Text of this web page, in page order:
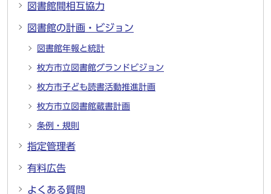
図書館間相互協力
図書館の計画・ビジョン
図書館年報と統計
枚方市立図書館グランドビジョン
枚方市子ども読書活動推進計画
枚方市立図書館蔵書計画
条例・規則
指定管理者
有料広告
よくある質問